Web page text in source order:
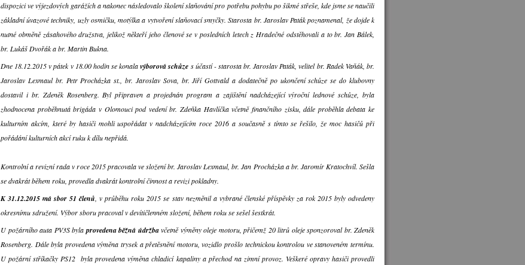
dispozici ve výjezdových garážích a nakonec následovalo školení slaňování pro potřebu pohybu po šikmé střeše, kde jsme se naučili
základní úvazové techniky, uzly osmičku, motýlka a vytvoření slaňovací smyčky. Starosta br. Jaroslav Paták poznamenal, že dojde k
nutné obměně zásahového družstva, jelikož někteří jeho členové se v posledních letech z Hradečné odstěhovali a to br. Jan Bálek,
br. Lukáš Dvořák a br. Martin Bukna.
Dne 18.12.2015 v pátek v 18.00 hodin se konalavýborová schůze s účastí - starosta br. Jaroslav Paták, velitel br. Radek Vaňák, br.
Jaroslav Lexmaul br. Petr Procházka st., br. Jaroslav Sova, br. Jiří Gottvald a dodatečně po ukončení schůze se do klubovny
dostavil i br. Zdeněk Rosenberg. Byl připraven a projednán program a zajištění nadcházející výroční lednové schůze, byla
zhodnocena proběhnutá brigáda v Olomouci pod vedení br. Zdeňka Havlíčka včetně finančního zisku, dále proběhla debata ke
kulturním akcím, které by hasiči mohli uspořádat v nadcházejícím roce 2016 a současně s tímto se řešilo, že moc hasičů při
pořádání kulturních akcí ruku k dílu nepřidá.
Kontrolní a revizní rada v roce 2015 pracovala ve složení br. Jaroslav Lexmaul, br. Jan Procházka a br. Jaromír Kratochvíl. Sešla
se dvakrát během roku, provedla dvakrát kontrolní činnost a revizi pokladny.
K 31.12.2015 má sbor 51 členů , v průběhu roku 2015 se stav nezměnil a vybrané členské příspěvky za rok 2015 byly odvedeny
okresnímu sdružení. Výbor sboru pracoval v devítičlenném složení, během roku se sešel šestkrát.
U požárního auta PV3S byla provedena běžná údržbavčetně výměny oleje motoru, přičemž 20 litrů oleje sponzoroval br. Zdeněk
Rosenberg. Dále byla provedena výměna trysek a přetěsnění motoru, vozidlo prošlo technickou kontrolou ve stanoveném termínu.
U požární stříkačky PS12 byla provedena výměna chladicí kapaliny a přechod na zimní provoz. Veškeré opravy hasiči provedli